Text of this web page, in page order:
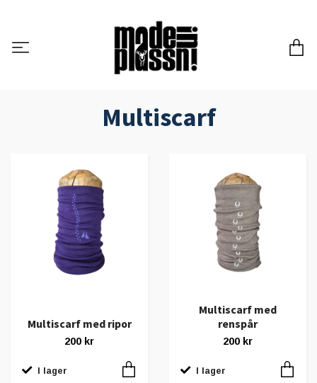
Multiscarf
Multiscarf med ripor
200 kr
I lager
Multiscarf med
renspår
200 kr
I lager